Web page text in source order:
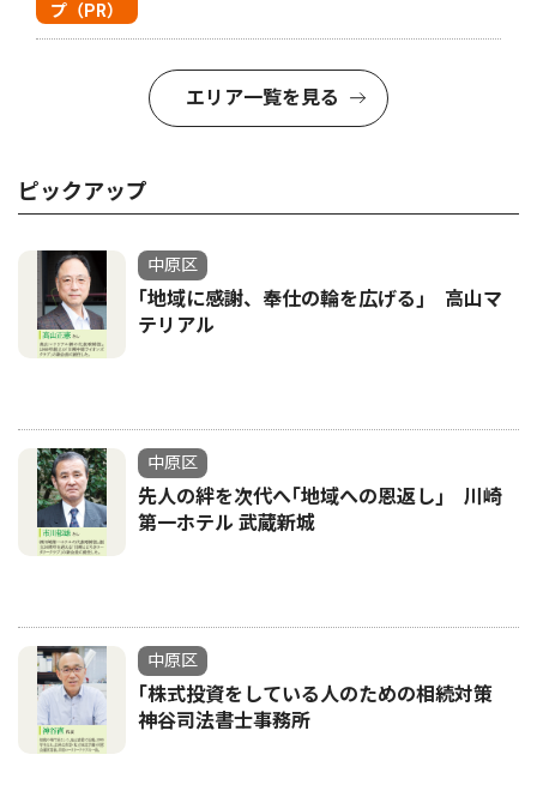
プ（PR）
エリア一覧を見る
ピックアップ
中原区
｢地域に感謝、奉仕の輪を広げる｣ 高山マ
テリアル
中原区
先人の絆を次代へ｢地域への恩返し｣ 川崎
第一ホテル 武蔵新城
中原区
｢株式投資をしている人のための相続対策
神谷司法書士事務所